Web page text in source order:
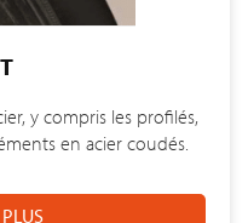
y compris les profilés,
en acier coudés.